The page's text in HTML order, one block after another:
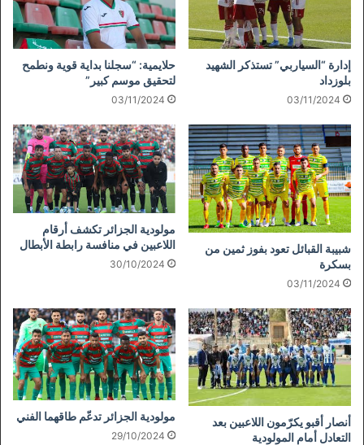
إدارة “السياربي” تستذكر الشهيد
بلوزداد
03/11/2024
حلايمية: “سجلنا بداية قوية ونطمح
لتحقيق موسم كبير”
03/11/2024
شبيبة القبائل تعود بفوز ثمين من
بسكرة
03/11/2024
مولودية الجزائر تكشف أرقام
اللاعبين في منافسة رابطة الأبطال
30/10/2024
أنصار أقبو يكرّمون اللاعبين بعد
التعادل أمام المولودية
مولودية الجزائر تدعّم طاقهما الفني
29/10/2024